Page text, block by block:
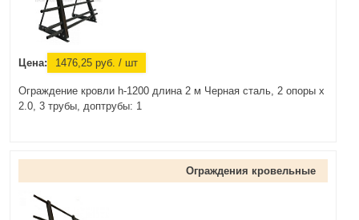
Цена: 1476,25 руб. / шт
Ограждение кровли h-1200 длина 2 м Черная сталь, 2 опоры х
2.0, 3 трубы, доптрубы: 1
Ограждения кровельные